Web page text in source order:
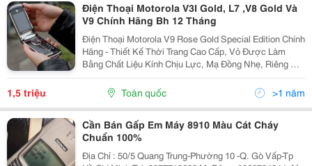
Điện Thoại Motorola V3I Gold, L7 ,V8 Gold Và
V9 Chính Hãng Bh 12 Tháng
Điện Thoại Motorola V9 Rose Gold Special Edition Chính
Hãng - Thiết Kế Thời Trang Cao Cấp, Vỏ Được Làm
Bằng Chất Liệu Kính Chịu Lực, Mạ Đồng Nhẹ, Riêng Vỏ
Nguyên Khố Mạ Đồng, Kiểu Dáng Mỏng; Loa Ngoài Chất
Lượng Tốt; Ứng Dụng Giải Trí Mạnh. * Giá Chư
1,5 triệu Toàn quốc >1 năm
Cần Bán Gấp Em Máy 8910 Màu Cát Cháy
Chuẩn 100%
Địa Chỉ : 50/5 Quang Trung-Phường 10 -Q. Gò Vấp-Tp